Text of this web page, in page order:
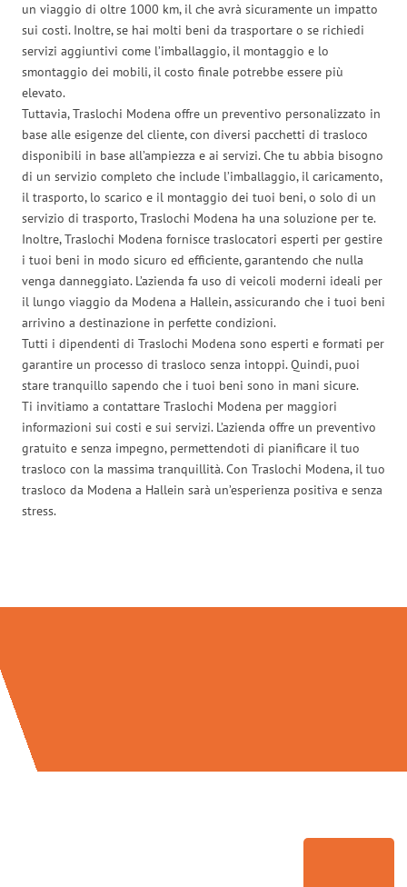
un viaggio di oltre 1000 km, il che avrà sicuramente un impatto
sui costi. Inoltre, se hai molti beni da trasportare o se richiedi
servizi aggiuntivi come l’imballaggio, il montaggio e lo
smontaggio dei mobili, il costo finale potrebbe essere più
elevato.
Tuttavia, Traslochi Modena offre un preventivo personalizzato in
base alle esigenze del cliente, con diversi pacchetti di trasloco
disponibili in base all’ampiezza e ai servizi. Che tu abbia bisogno
di un servizio completo che include l’imballaggio, il caricamento,
il trasporto, lo scarico e il montaggio dei tuoi beni, o solo di un
servizio di trasporto, Traslochi Modena ha una soluzione per te.
Inoltre, Traslochi Modena fornisce traslocatori esperti per gestire
i tuoi beni in modo sicuro ed efficiente, garantendo che nulla
venga danneggiato. L’azienda fa uso di veicoli moderni ideali per
il lungo viaggio da Modena a Hallein, assicurando che i tuoi beni
arrivino a destinazione in perfette condizioni.
Tutti i dipendenti di Traslochi Modena sono esperti e formati per
garantire un processo di trasloco senza intoppi. Quindi, puoi
stare tranquillo sapendo che i tuoi beni sono in mani sicure.
Ti invitiamo a contattare Traslochi Modena per maggiori
informazioni sui costi e sui servizi. L’azienda offre un preventivo
gratuito e senza impegno, permettendoti di pianificare il tuo
trasloco con la massima tranquillità. Con Traslochi Modena, il tuo
trasloco da Modena a Hallein sarà un’esperienza positiva e senza
stress.